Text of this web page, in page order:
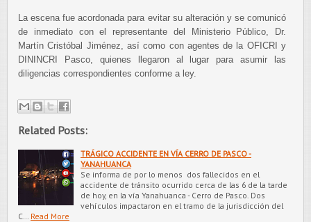
La escena fue acordonada para evitar su alteración y se comunicó
de inmediato con el representante del Ministerio Público, Dr.
Martín Cristóbal Jiménez, así como con agentes de la OFICRI y
DININCRI Pasco, quienes llegaron al lugar para asumir las
diligencias correspondientes conforme a ley.
Related Posts:
TRÁGICO ACCIDENTE EN VÍA CERRO DE PASCO -
YANAHUANCA
Se informa de por lo menos dos fallecidos en el
accidente de tránsito ocurrido cerca de las 6 de la tarde
de hoy, en la vía Yanahuanca - Cerro de Pasco. Dos
vehículos impactaron en el tramo de la jurisdicción del
C…
Read More